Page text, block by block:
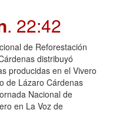
. 22:42
de Reforestación
distribuyó
producidas en el Vivero
de Lázaro Cárdenas
Nacional de
en La Voz de